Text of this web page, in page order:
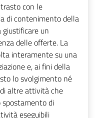
con le
di contenimento della
un
delle offerte. La
interamente su una
e, ai fini della
lo svolgimento né
altre attività che
di
eseguibili